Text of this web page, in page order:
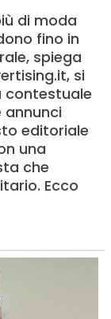
di moda
fino in
spiega
si
editoriale
una
che
Ecco